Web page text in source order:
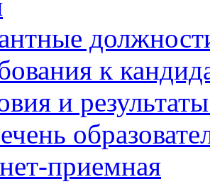
к
и
приемная